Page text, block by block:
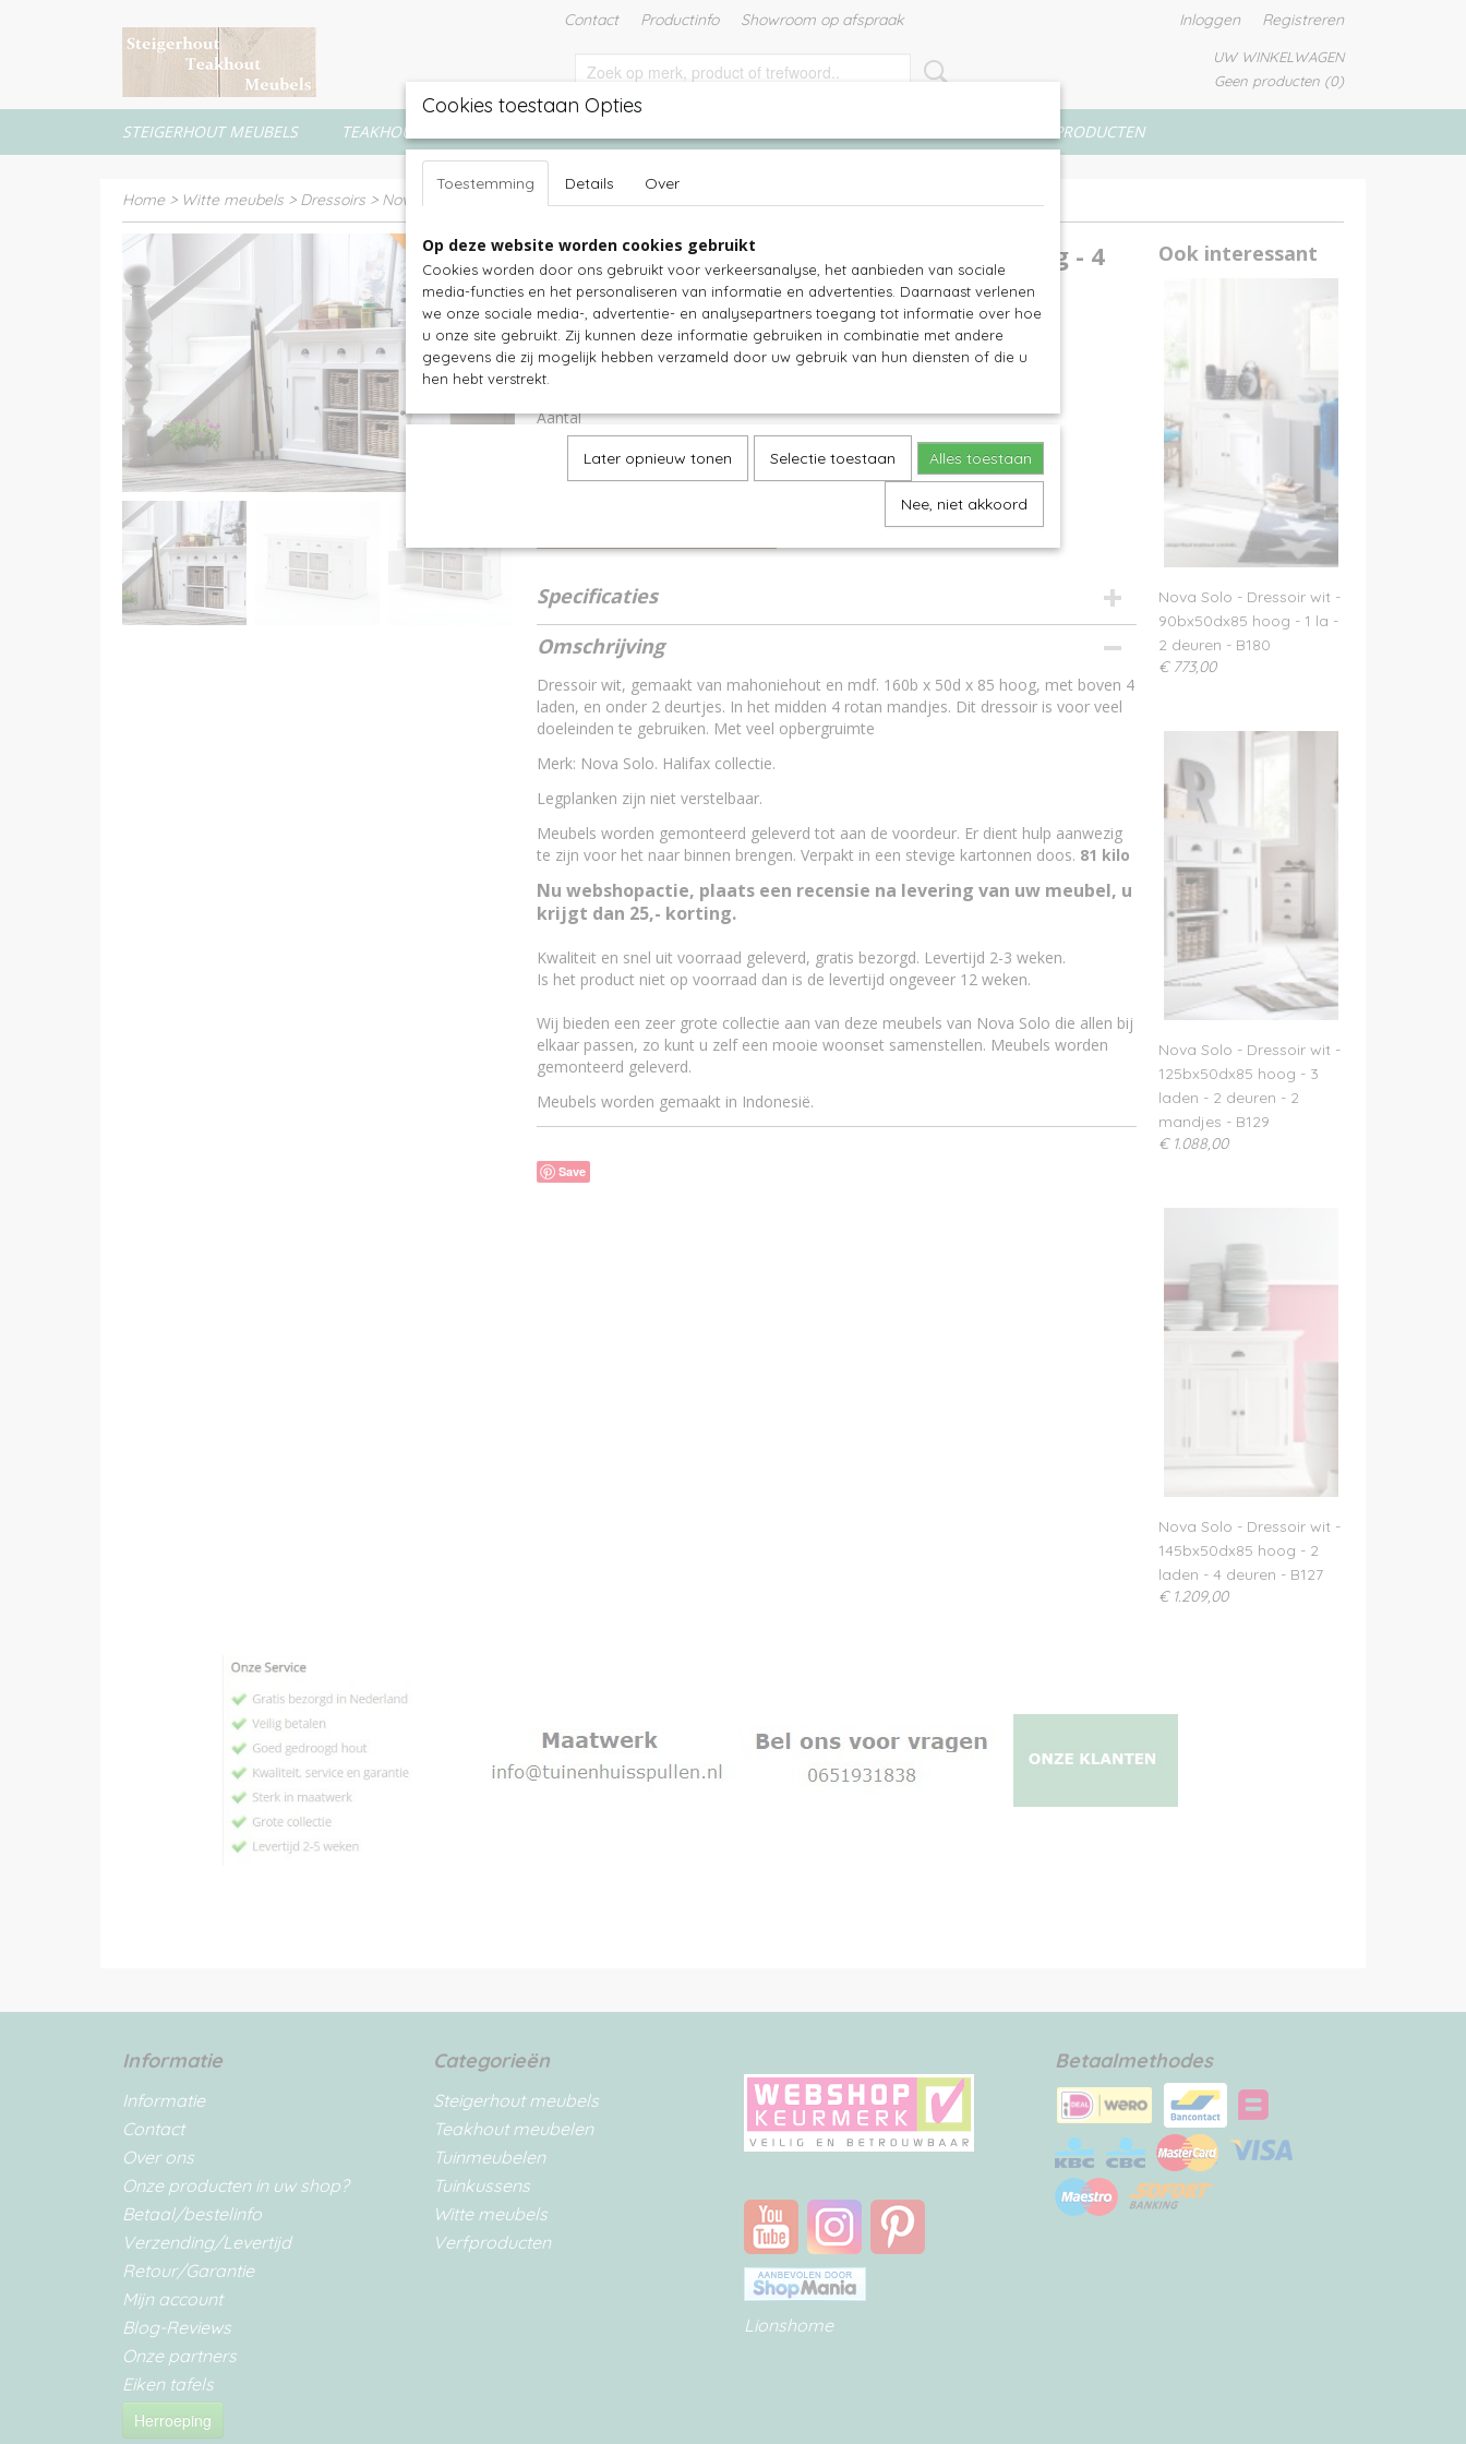
Contact Productinfo Showroom op afspraak Inloggen Registreren
UW WINKELWAGEN
Geen producten (0)
STEIGERHOUT MEUBELS TEAKHOUT MEUBELEN VERFPRODUCTEN
Home> Witte meubels > Dressoirs > Nova Solo - Dressoir wit - 160bx50dx85 hoog - 4 laden - 2 deuren - 4 manden - B189
actie 25,- korting
Nova Solo - Dressoir wit - 160bx50dx85 hoog - 4
laden - 2 deuren - 4 manden - B189
€ 1439,00 (inclusief btw 21%)
Levertijd 2-3 weken
Aantal
Specificaties
Productcode
EAN code
Van welk merk zijn de witte meubels?
Nova Solo
Van welk hout?
mahoniehout en mdf
Land van herkomst?
Indonesië
Is maatwerk mogelijk?
Omschrijving
Dressoir wit, gemaakt van mahoniehout en mdf. 160b x 50d x 85 hoog, met boven 4
laden, en onder 2 deurtjes. In het midden 4 rotan mandjes. Dit dressoir is voor veel
doeleinden te gebruiken. Met veel opbergruimte
Merk: Nova Solo. Halifax collectie.
Legplanken zijn niet verstelbaar.
Meubels worden gemonteerd geleverd tot aan de voordeur. Er dient hulp aanwezig
te zijn voor het naar binnen brengen. Verpakt in een stevige kartonnen doos. 81 kilo
Nu webshopactie, plaats een recensie na levering van uw meubel, u
krijgt dan 25,- korting.
Kwaliteit en snel uit voorraad geleverd, gratis bezorgd. Levertijd 2-3 weken.
Is het product niet op voorraad dan is de levertijd ongeveer 12 weken.
Wij bieden een zeer grote collectie aan van deze meubels van Nova Solo die allen bij
elkaar passen, zo kunt u zelf een mooie woonset samenstellen. Meubels worden
gemonteerd geleverd.
Meubels worden gemaakt in Indonesië.
Save
Ook interessant
Nova Solo - Dressoir wit -
90bx50dx85 hoog - 1 la -
2 deuren - B180
€ 773,00
Nova Solo - Dressoir wit -
125bx50dx85 hoog - 3
laden - 2 deuren - 2
mandjes - B129
€ 1.088,00
Nova Solo - Dressoir wit -
145bx50dx85 hoog - 2
laden - 4 deuren - B127
€ 1.209,00
Informatie
Informatie
Contact
Over ons
Onze producten in uw shop?
Betaal/bestelinfo
Verzending/Levertijd
Retour/Garantie
Mijn account
Blog-Reviews
Onze partners
Eiken tafels
Herroeping
Categorieën
Steigerhout meubels
Teakhout meubelen
Tuinmeubelen
Tuinkussens
Witte meubels
Verfproducten
Lionshome
Betaalmethodes
Cookies toestaan Opties
Toestemming Details Over
Op deze website worden cookies gebruikt
Cookies worden door ons gebruikt voor verkeersanalyse, het aanbieden van sociale
media-functies en het personaliseren van informatie en advertenties. Daarnaast verlenen
we onze sociale media-, advertentie- en analysepartners toegang tot informatie over hoe
u onze site gebruikt. Zij kunnen deze informatie gebruiken in combinatie met andere
gegevens die zij mogelijk hebben verzameld door uw gebruik van hun diensten of die u
hen hebt verstrekt.
Later opnieuw tonen Selectie toestaan Alles toestaan
Nee, niet akkoord